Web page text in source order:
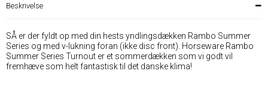
Beskrivelse
SÅ er der fyldt op med din hests yndlingsdækken Rambo Summer
Series og med v-lukning foran (ikke disc front). Horseware Rambo
Summer Series Turnout er et sommerdækken som vi godt vil
fremhæve som helt fantastisk til det danske klima!